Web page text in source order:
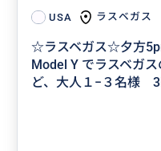
USA ラスベガス
☆ラスベガス☆夕方
Model Y でラスベガ
ど、大人１−３名様 3